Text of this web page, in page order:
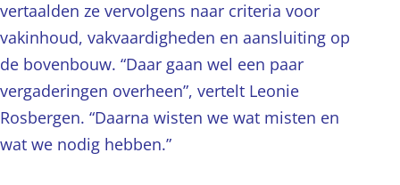
vertaalden ze vervolgens naar criteria voor
vakinhoud, vakvaardigheden en aansluiting op
de bovenbouw. “Daar gaan wel een paar
vergaderingen overheen”, vertelt Leonie
Rosbergen. “Daarna wisten we wat misten en
wat we nodig hebben.”